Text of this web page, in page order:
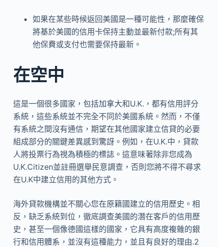
如果在某些時候返回美國是一種可能性，那麼確保
將基於美國的信用卡保持主動並最新付款;所有其
他保費或支付也需要保持最新。
在空中
這是一個很多國家，包括加拿大和U.K.，都有信用評分
系統，這些系統並不完全不同於美國系統。然而，不僅
有系統之間沒有通信，期望在其他國家建立信貸的必要
組成部分的關鍵差異感到驚訝。例如，在U.K.中，貸款
人將投票行為視為積極的標誌。這意味著除非您成為
U.K.Citizen並註冊選舉民意調查，否則您將不得不尋求
在U.K中建立信用的其他方式。
海外貸款機構並不關心您在原籍國建立的信用歷史。相
反，缺乏系統到位，徹底調查美國的潛在客戶的信用歷
史，甚至一個像德國這樣的國家，它具有高度複雜的銀
行和信用體系，並沒有這種能力，並且有良好的理由.2